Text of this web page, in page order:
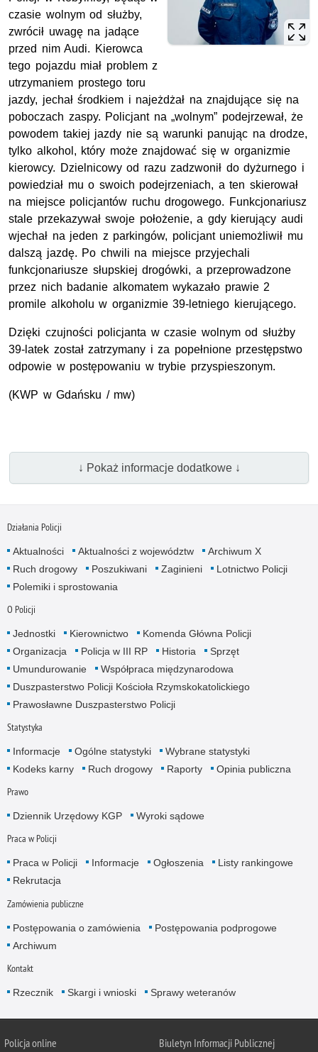
czasie wolnym od służby,
zwrócił uwagę na jadące
przed nim Audi. Kierowca
tego pojazdu miał problem z
utrzymaniem prostego toru
jazdy, jechał środkiem i najeżdżał na znajdujące się na
poboczach zaspy. Policjant na „wolnym” podejrzewał, że
powodem takiej jazdy nie są warunki panując na drodze,
tylko alkohol, który może znajdować się w organizmie
kierowcy. Dzielnicowy od razu zadzwonił do dyżurnego i
powiedział mu o swoich podejrzeniach, a ten skierował
na miejsce policjantów ruchu drogowego. Funkcjonariusz
stale przekazywał swoje położenie, a gdy kierujący audi
wjechał na jeden z parkingów, policjant uniemożliwił mu
dalszą jazdę. Po chwili na miejsce przyjechali
funkcjonariusze słupskiej drogówki, a przeprowadzone
przez nich badanie alkomatem wykazało prawie 2
promile alkoholu w organizmie 39-letniego kierującego.
Dzięki czujności policjanta w czasie wolnym od służby
39-latek został zatrzymany i za popełnione przestępstwo
odpowie w postępowaniu w trybie przyspieszonym.
(KWP w Gdańsku / mw)
↓ Pokaż informacje dodatkowe ↓
Działania Policji
Aktualności Aktualności z województw
Archiwum X
Ruch drogowy
Poszukiwani Zaginieni
Lotnictwo Policji
Polemiki i sprostowania
O Policji
Jednostki Kierownictwo
Komenda Główna Policji
Organizacja
Policja w III RP Historia
Sprzęt
Umundurowanie
Współpraca międzynarodowa
Duszpasterstwo Policji Kościoła Rzymskokatolickiego
Prawosławne Duszpasterstwo Policji
Statystyka
Informacje Ogólne statystyki
Wybrane statystyki
Kodeks karny
Ruch drogowy Raporty Opinia publiczna
Prawo
Dziennik Urzędowy KGP Wyroki sądowe
Praca w Policji
Praca w Policji Informacje Ogłoszenia
Listy rankingowe
Rekrutacja
Zamówienia publiczne
Postępowania o zamówienia
Postępowania podprogowe
Archiwum
Kontakt
Rzecznik Skargi i wnioski Sprawy weteranów
Policjaonline Biuletyn Informacji Publicznej